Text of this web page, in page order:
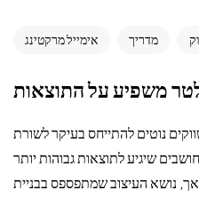
אימייל מרקטינג מדריך
נוטים להתייחס בעיקר לשורת
שיגיע לתוצאות גבוהות יותר